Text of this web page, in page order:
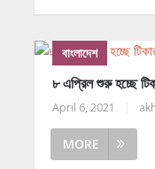
বাংলাদেশ
৮ এপ্রিল শুরু হচ্ছে
April 6, 2021
MORE